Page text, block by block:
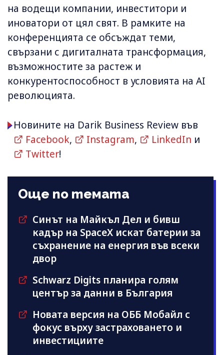
на водещи компании, инвеститори и
иноватори от цял свят. В рамките на
конференцията се обсъждат теми,
свързани с дигиталната трансформация,
възможностите за растеж и
конкурентоспособност в условията на AI
революцията.
Новините на Darik Business Review във
Facebook, Instagram, LinkedIn и
Twitter!
Още по темата
Синът на Майкъл Дeл и бивш
кадър на SpaceX искат батерии за
съхранение на енергия във всеки
двор
Schwarz Digits планира голям
център за данни в България
Новата версия на ОББ Мобайл с
фокус върху застраховането и
инвестициите